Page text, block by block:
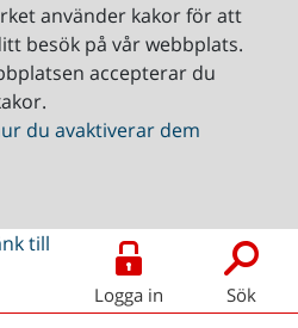
använder kakor för att
besök på vår webbplats.
accepterar du
du avaktiverar dem
Logga in Sök